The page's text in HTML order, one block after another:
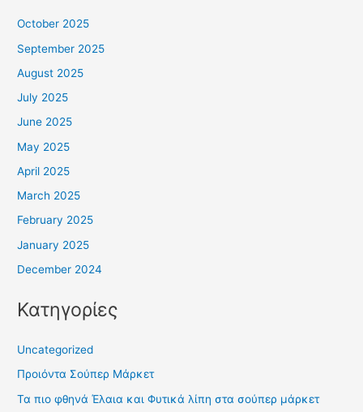
October 2025
September 2025
August 2025
July 2025
June 2025
May 2025
April 2025
March 2025
February 2025
January 2025
December 2024
Κατηγορίες
Uncategorized
Προιόντα Σούπερ Μάρκετ
Τα πιο φθηνά Έλαια και Φυτικά λίπη στα σούπερ μάρκετ